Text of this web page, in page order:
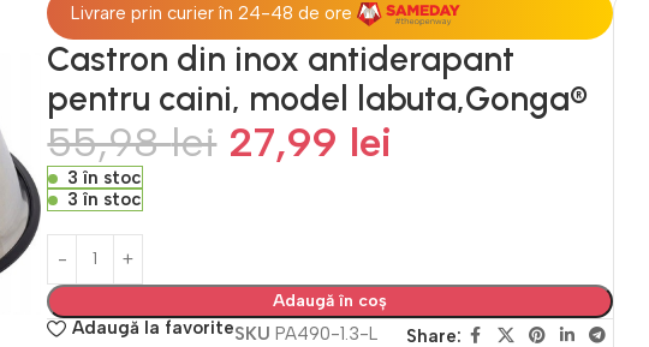
Livrare prin curier în 24-48 de ore
Castron din inox antiderapant
pentru caini, model labuta,Gonga®
55,98lei 27,99 lei
3 în stoc
3 în stoc
Adaugă în coș
Adaugă la favoriteSKUPA490-1.3-L Share: